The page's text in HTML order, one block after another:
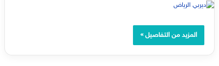
المزيد من التفاصيل »